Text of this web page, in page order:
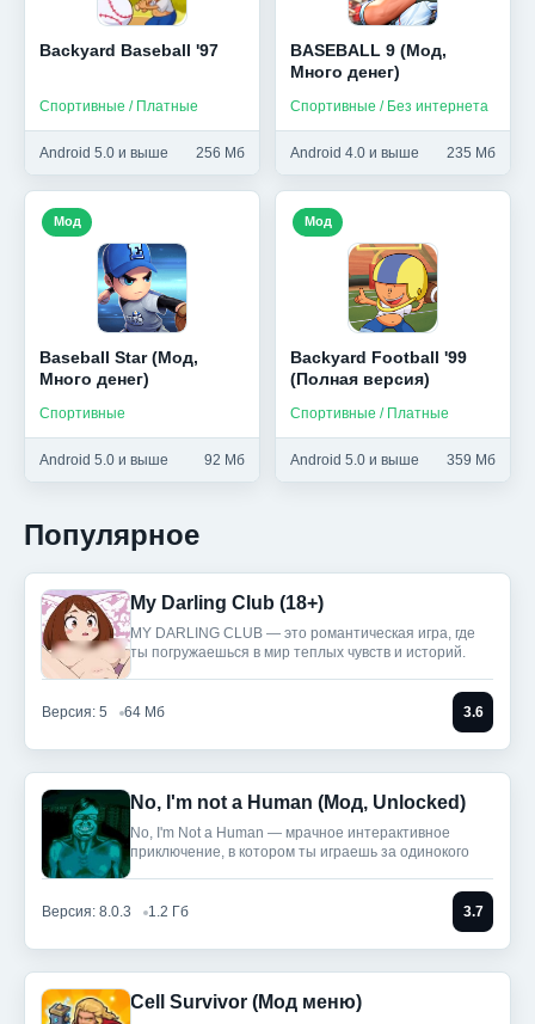
Backyard Baseball '97
Спортивные / Платные
Android 5.0 и выше 256 Мб
BASEBALL 9 (Мод,
Много денег)
Спортивные / Без интернета
Android 4.0 и выше 235 Мб
Baseball Star (Мод,
Много денег)
Спортивные
Android 5.0 и выше 92 Мб
Мод
Backyard Football '99
(Полная версия)
Спортивные / Платные
Android 5.0 и выше 359 Мб
Мод
Популярное
My Darling Club (18+)
MY DARLING CLUB — это романтическая игра, где
ты погружаешься в мир теплых чувств и историй.
Версия: 5 64 Мб 3.6
No, I'm not a Human (Мод, Unlocked)
No, I'm Not a Human — мрачное интерактивное
приключение, в котором ты играешь за одинокого
Версия: 8.0.3 1.2 Гб 3.7
Cell Survivor (Мод меню)